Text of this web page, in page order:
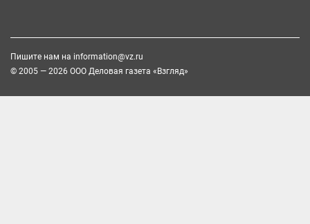
Пишите нам на information@vz.ru
© 2005 — 2026 ООО Деловая газета «Взгляд»